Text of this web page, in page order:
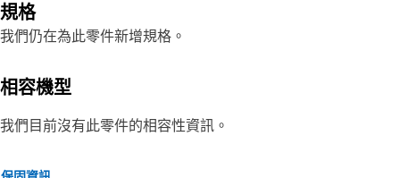
規格
我們仍在為此零件新增規格。
相容機型
我們目前沒有此零件的相容性資訊。